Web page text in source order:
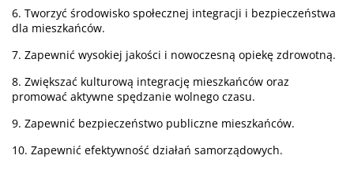
6. Tworzyć środowisko społecznej integracji i bezpieczeństwa
dla mieszkańców.
7. Zapewnić wysokiej jakości i nowoczesną opiekę zdrowotną.
8. Zwiększać kulturową integrację mieszkańców oraz
promować aktywne spędzanie wolnego czasu.
9. Zapewnić bezpieczeństwo publiczne mieszkańców.
10. Zapewnić efektywność działań samorządowych.